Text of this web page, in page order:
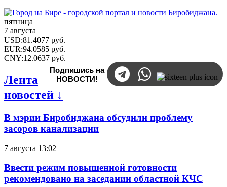
пятница
7 августа
USD:81.4077 руб.
EUR:94.0585 руб.
CNY:12.0637 руб.
Подпишись на
НОВОСТИ!
Лента
новостей ↓
В мэрии Биробиджана обсудили проблему
засоров канализации
7 августа 13:02
Ввести режим повышенной готовности
рекомендовано на заседании областной КЧС